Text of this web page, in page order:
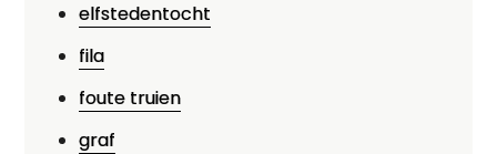
elfstedentocht
fila
foute truien
graf